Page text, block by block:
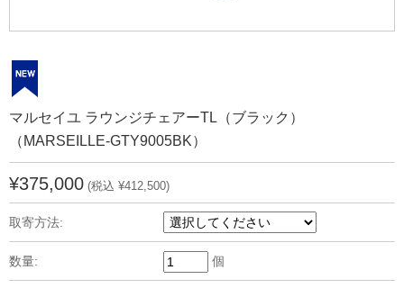
マルセイユ ラウンジチェアーTL（ブラック）
（MARSEILLE-GTY9005BK）
¥375,000 (税込 ¥412,500)
取寄方法:
数量: 個